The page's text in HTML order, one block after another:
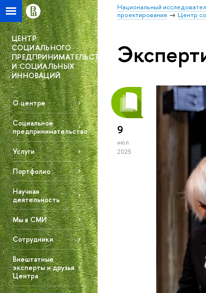
Национальный
проектирования
Центр
ЦЕНТР
СОЦИАЛЬНОГО
ПРЕДПРИНИМАТЕЛЬСТВА
И СОЦИАЛЬНЫХ
ИННОВАЦИЙ
О центре
Социальное
предпринимательство
Услуги
Портфолио
Научная
деятельность
Мы в СМИ
Сотрудники
Внештатные
эксперты и друзья
Центра
9
июл
2025